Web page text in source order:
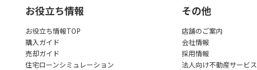
お役立ち情報
お役立ち情報TOP
購入ガイド
売却ガイド
住宅ローンシミュレーション
その他
店舗のご案内
会社情報
採用情報
法人向け不動産サービス